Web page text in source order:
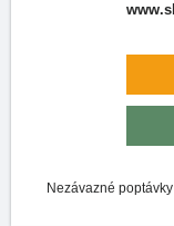
Nezávazné